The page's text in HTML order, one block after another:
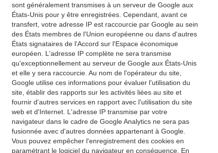
sont généralement transmises à un serveur de Google aux
États-Unis pour y être enregistrées. Cependant, avant ce
transfert, votre adresse IP est raccourcie par Google au sein
des États membres de l'Union européenne ou dans d'autres
États signataires de l'Accord sur l'Espace économique
européen. L'adresse IP complète ne sera transmise
qu'exceptionnellement au serveur de Google aux États-Unis
et elle y sera raccourcie. Au nom de l'opérateur du site,
Google utilise ces informations pour évaluer l'utilisation du
site, établir des rapports sur les activités liées au site et
fournir d'autres services en rapport avec l'utilisation du site
web et d'Internet. L'adresse IP transmise par votre
navigateur dans le cadre de Google Analytics ne sera pas
fusionnée avec d'autres données appartenant à Google.
Vous pouvez empêcher l'enregistrement des cookies en
paramétrant le logiciel du navigateur en conséquence. En